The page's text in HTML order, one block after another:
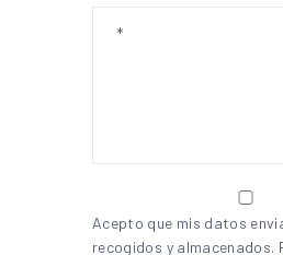
Acepto que mis datos
recogidos y almacenados.